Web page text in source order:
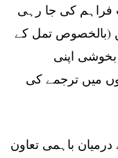
فراہم کی جا رہی
(بالخصوص تمل کے
اپنی
میں ترجمے کی
باہمی تعاون